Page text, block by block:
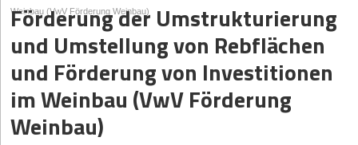
Weinbau (VwV Förderung Weinbau)
Förderung der Umstrukturierung
und Umstellung von Rebflächen
und Förderung von Investitionen
im Weinbau (VwV Förderung
Weinbau)